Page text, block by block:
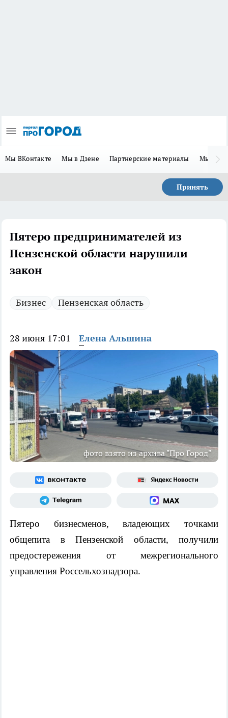
Мы ВКонтакте Мы в Дзене Партнерские материалы Мы в
Принять
Пятеро предпринимателей из
Пензенской области нарушили
закон
Бизнес Пензенская область
28 июня 17:01 Елена Альшина
фото взято из архива "Про Город"
Пятеро бизнесменов, владеющих точками
общепита в Пензенской области, получили
предостережения от межрегионального
управления Россельхознадзора.